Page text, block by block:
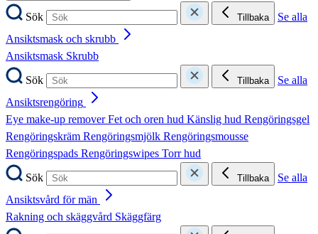
Sök Tillbaka
Se alla
Ansiktsmask och skrubb
Ansiktsmask Skrubb
Sök
Tillbaka
Se alla
Ansiktsrengöring
Eye make-up removerFet och oren hud Känslig hud Rengöringsgel
Rengöringskräm Rengöringsmjölk Rengöringsmousse
Rengöringspads Rengöringswipes Torr hud
Sök
Tillbaka
Se alla
Ansiktsvård för män
Rakning och skäggvård Skäggfärg